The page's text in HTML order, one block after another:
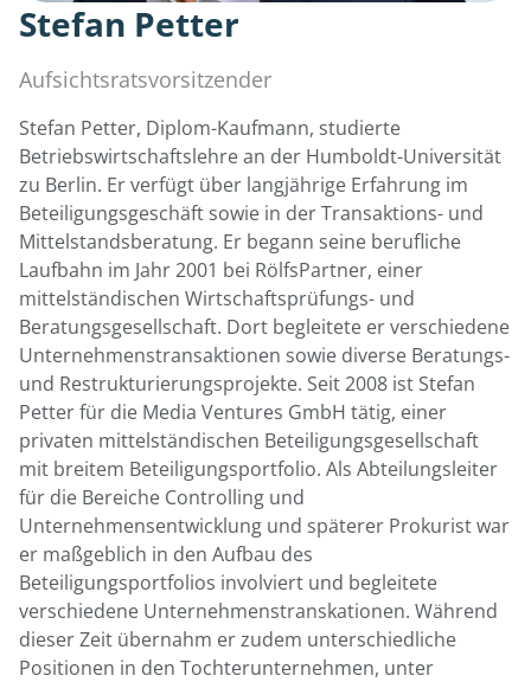
Stefan Petter
Aufsichtsratsvorsitzender
Stefan Petter, Diplom-Kaufmann, studierte
Betriebswirtschaftslehre an der Humboldt-Universität
zu Berlin. Er verfügt über langjährige Erfahrung im
Beteiligungsgeschäft sowie in der Transaktions- und
Mittelstandsberatung. Er begann seine berufliche
Laufbahn im Jahr 2001 bei RölfsPartner, einer
mittelständischen Wirtschaftsprüfungs- und
Beratungsgesellschaft. Dort begleitete er verschiedene
Unternehmenstransaktionen sowie diverse Beratungs-
und Restrukturierungsprojekte. Seit 2008 ist Stefan
Petter für die Media Ventures GmbH tätig, einer
privaten mittelständischen Beteiligungsgesellschaft
mit breitem Beteiligungsportfolio. Als Abteilungsleiter
für die Bereiche Controlling und
Unternehmensentwicklung und späterer Prokurist war
er maßgeblich in den Aufbau des
Beteiligungsportfolios involviert und begleitete
verschiedene Unternehmenstranskationen. Während
dieser Zeit übernahm er zudem unterschiedliche
Positionen in den Tochterunternehmen, unter